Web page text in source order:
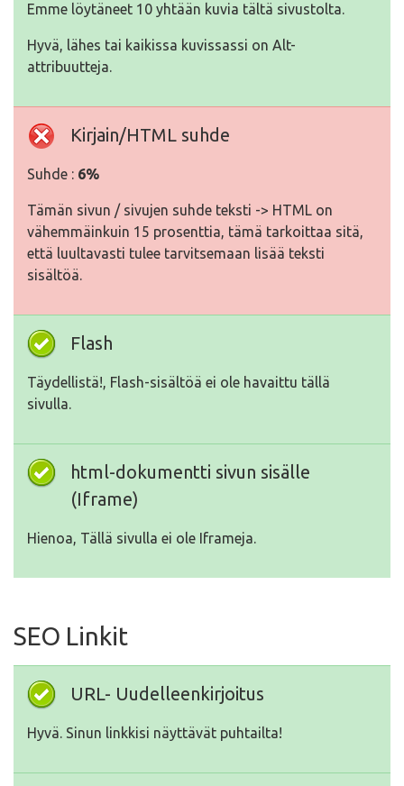
Emme löytäneet 10 yhtään kuvia tältä sivustolta.
Hyvä, lähes tai kaikissa kuvissassi on Alt-
attribuutteja.
Kirjain/HTML suhde
Suhde : 6%
Tämän sivun / sivujen suhde teksti -> HTML on
vähemmäinkuin 15 prosenttia, tämä tarkoittaa sitä,
että luultavasti tulee tarvitsemaan lisää teksti
sisältöä.
Flash
Täydellistä!, Flash-sisältöä ei ole havaittu tällä
sivulla.
html-dokumentti sivun sisälle
(Iframe)
Hienoa, Tällä sivulla ei ole Iframeja.
SEO Linkit
URL- Uudelleenkirjoitus
Hyvä. Sinun linkkisi näyttävät puhtailta!